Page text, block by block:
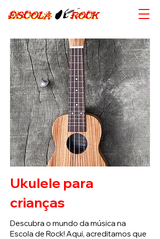
Ukulele para
crianças
Descubra o mundo da música na
Escola de Rock! Aqui, acreditamos que